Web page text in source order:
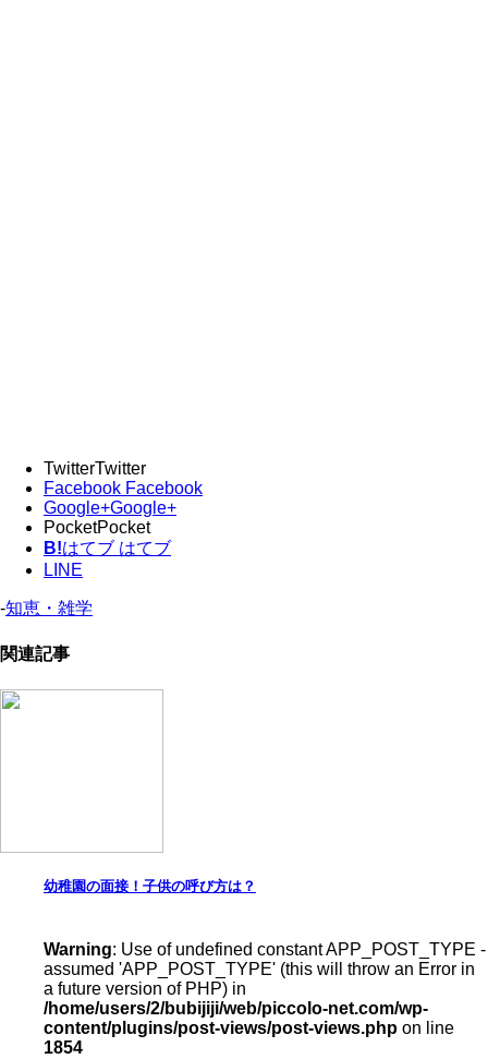
TwitterTwitter
Facebook Facebook
Google+Google+
PocketPocket
B!はてブ はてブ
LINE
-知恵・雑学
関連記事
幼稚園の面接！子供の呼び方は？
Warning: Use of undefined constant APP_POST_TYPE -
assumed 'APP_POST_TYPE' (this will throw an Error in
a future version of PHP) in
/home/users/2/bubijiji/web/piccolo-net.com/wp-
content/plugins/post-views/post-views.php on line
1854